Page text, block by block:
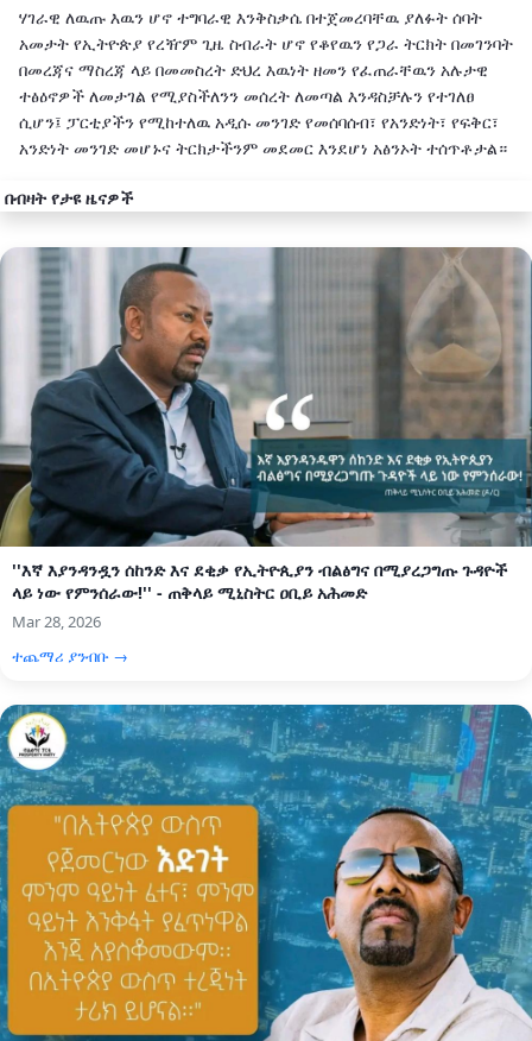
ሃገራዊ ለዉጡ እዉን ሆኖ ተግባራዊ እንቅስቃሴ በተጀመረባቸዉ ያለፉት ሰባት
አመታት የኢትዮጵያ የረዥም ጊዜ ስብራት ሆኖ የቆየዉን የጋራ ትርክት በመገንባት
በመረጃና ማስረጃ ላይ በመመስረት ድህረ እዉነት ዘመን የፈጠራቸዉን አሉታዊ
ተፅዕኖዎች ለመታገል የሚያስችለንን መሰረት ለመጣል እንዳስቻሉን የተገለፀ
ሲሆን፤ ፓርቲያችን የሚከተለዉ አዲሱ መንገድ የመሰባሰብ፣ የአንድነት፣ የፍቅር፣
አንድነት መንገድ መሆኑና ትርክታችንም መደመር እንደሆነ አፅንኦት ተሰጥቶታል።
በብዛት የታዩ ዜናዎች
''እኛ እያንዳንዷን ሰከንድ እና ደቂቃ የኢትዮጲያን ብልፅግና በሚያረጋግጡ ጉዳዮች
ላይ ነው የምንሰራው!'' - ጠቅላይ ሚኒስትር ዐቢይ አሕመድ
Mar 28, 2026
ተጨማሪ ያንብቡ →